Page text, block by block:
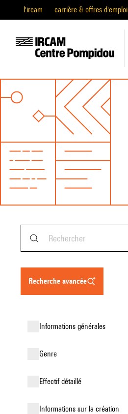
l'ircam carrière & offres d'emploi
recherche avancée
informations générales
genre
effectif détaillé
informations sur la création